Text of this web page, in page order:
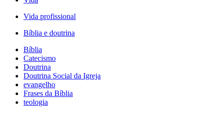
Vida profissional
Bíblia e doutrina
Bíblia
Catecismo
Doutrina
Doutrina Social da Igreja
evangelho
Frases da Bíblia
teologia